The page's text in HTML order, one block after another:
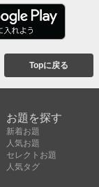
Topに戻る
お題を探す
新着お題
人気お題
セレクトお題
人気タグ